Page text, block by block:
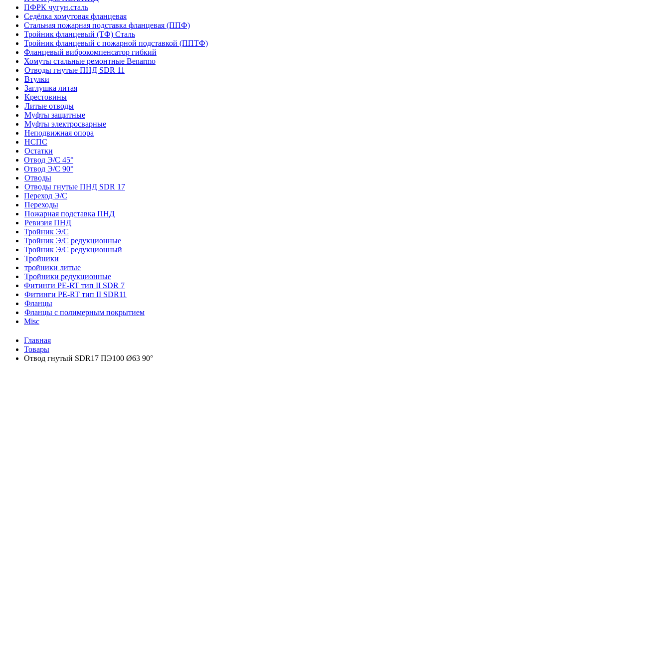
ПФРК чугун.сталь
Седёлка хомутовая фланцевая
Стальная пожарная подставка фланцевая (ППФ)
Тройник фланцевый (ТФ) Сталь
Тройник фланцевый с пожарной подставкой (ППТФ)
Фланцевый виброкомпенсатор гибкий
Хомуты стальные ремонтные Benarmo
Отводы гнутые ПНД SDR 11
Втулки
Заглушка литая
Крестовины
Литые отводы
Муфты защитные
Муфты электросварные
Неподвижная опора
НСПС
Остатки
Отвод Э/С 45°
Отвод Э/С 90°
Отводы
Отводы гнутые ПНД SDR 17
Переход Э/С
Переходы
Пожарная подставка ПНД
Ревизия ПНД
Тройник Э/С
Тройник Э/С редукционные
Тройник Э/С редукционный
Тройники
тройники литые
Тройники редукционные
Фитинги PE-RT тип II SDR 7
Фитинги PE-RT тип II SDR11
Фланцы
Фланцы с полимерным покрытием
Misc
Главная
Товары
Отвод гнутый SDR17 ПЭ100 Ø63 90°